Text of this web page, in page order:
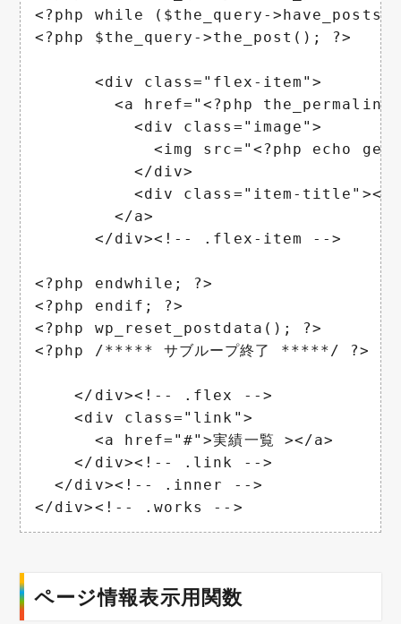
<?php while ($the_query-
<?php $the_query->the_post(); ?>
      <div class="flex-item">
<a href="<?php
          <div class="image">
<img src="<?php echo
          </div>
<div class="item-
        </a>
      </div><!-- .flex-item -->
<?php endwhile; ?>
<?php endif; ?>
<?php wp_reset_postdata(); ?>
<?php /***** サブループ終了 *****/ ?>
    </div><!-- .flex -->
    <div class="link">
      <a href="#">実績一覧 ></a>
    </div><!-- .link -->
  </div><!-- .inner -->
</div><!-- .works -->
ページ情報表示用関数